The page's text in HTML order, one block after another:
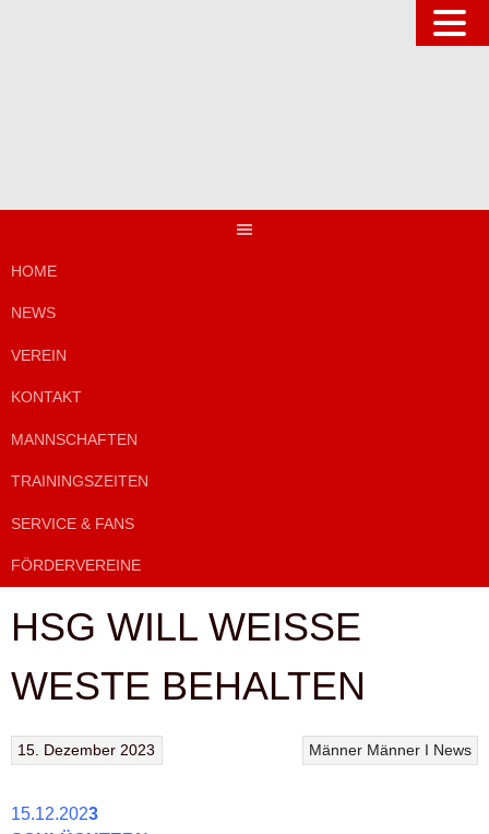
HOME
NEWS
VEREIN
KONTAKT
MANNSCHAFTEN
TRAININGSZEITEN
SERVICE & FANS
FÖRDERVEREINE
HSG WILL WEISSE
WESTE BEHALTEN
Männer Männer I News
15. Dezember 2023
15.12.2023